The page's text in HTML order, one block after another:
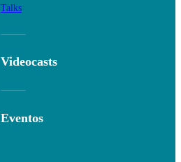
Talks
Videocasts
Eventos